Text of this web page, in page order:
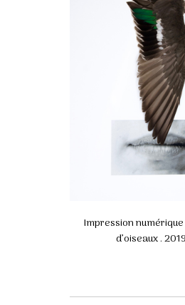
Impression
d’oiseaux . 2019